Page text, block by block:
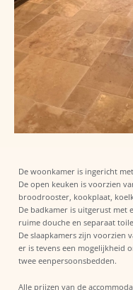
De woonkamer is ingericht
De open keuken is voorzien
broodrooster, kookplaat,
De badkamer is uitgerust met
ruime douche en separaat
De slaapkamers zijn voorzien
er is tevens een mogelijkheid
twee eenpersoonsbedden.
Alle prijzen van de